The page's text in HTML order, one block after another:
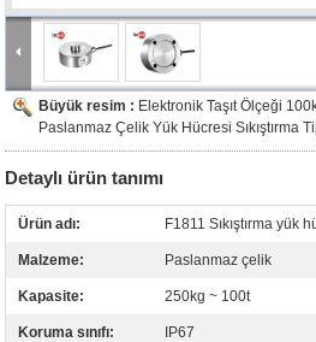
Büyük resim : Elektronik Taşıt Ölçeği
Paslanmaz Çelik Yük Hücresi Sıkıştırma
Detaylı ürün tanımı
Ürün adı: F1811 Sıkıştırma yük
Malzeme: Paslanmaz çelik
Kapasite: 250kg ~ 100t
Koruma sınıfı: IP67